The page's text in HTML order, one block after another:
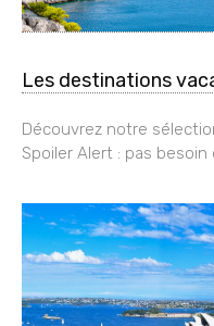
Les destinations
Découvrez notre
Spoiler Alert : pas